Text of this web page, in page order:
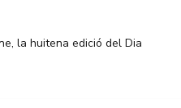
la huitena edició del Dia